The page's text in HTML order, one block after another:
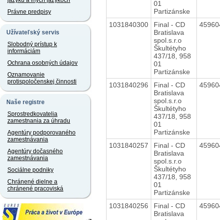
Právne predpisy
Užívateľský servis
Slobodný prístup k
informáciám
Ochrana osobných údajov
Oznamovanie
protispoločenskej činnosti
Naše registre
Sprostredkovatelia
zamestnania za úhradu
Agentúry podporovaného
zamestnávania
Agentúry dočasného
zamestnávania
Sociálne podniky
Chránené dielne a
chránené pracoviská
01
Partizánske
1031840300
Final - CD
Bratislava
spol.s.r.o
Škultétyho
437/18, 958
01
Partizánske
1031840296
Final - CD
Bratislava
spol.s.r.o
Škultétyho
437/18, 958
01
Partizánske
1031840257
Final - CD
Bratislava
spol.s.r.o
Škultétyho
437/18, 958
01
Partizánske
1031840256
Final - CD
Bratislava